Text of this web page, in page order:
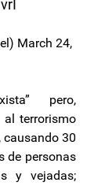
March 24,
pero,
terrorismo
causando 30
de personas
y vejadas;